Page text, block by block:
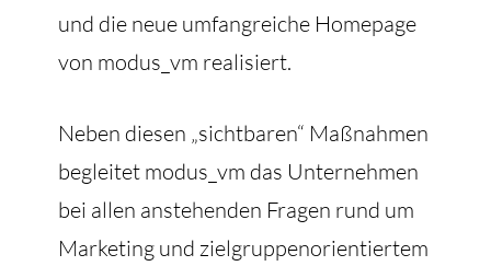
und die neue umfangreiche Homepage
von modus_vm realisiert.
Neben diesen „sichtbaren“ Maßnahmen
begleitet modus_vm das Unternehmen
bei allen anstehenden Fragen rund um
Marketing und zielgruppenorientiertem